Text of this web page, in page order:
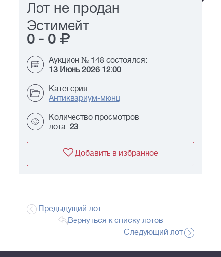
Лот не продан
Эстимейт
0 - 0
Аукцион № 148 состоялся:
13 Июнь 2026 12:00
Категория:
Антиквариум-мюнц
Количество просмотров
лота: 23
Добавить в избранное
Предыдущий лот
Вернуться к списку лотов
Следующий лот